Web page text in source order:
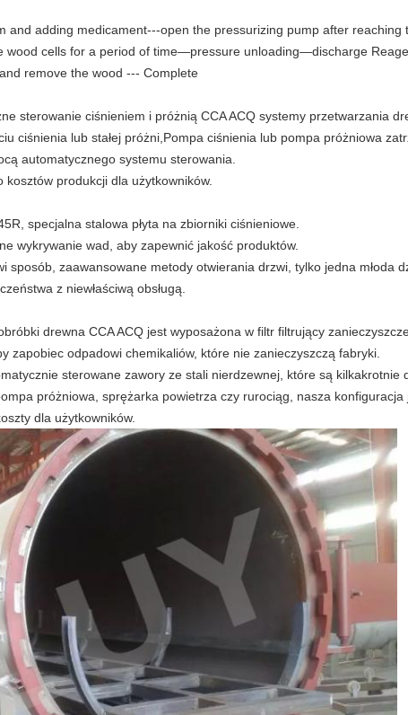
and adding medicament---open the pressurizing pump after
wood cells for a period of time—pressure unloading—discharge
remove the wood --- Complete
sterowanie ciśnieniem i próżnią CCA ACQ systemy przetwarzania
ciśnienia lub stałej próżni,Pompa ciśnienia lub pompa próżniowa
automatycznego systemu sterowania.
produkcji dla użytkowników.
specjalna stalowa płyta na zbiorniki ciśnieniowe.
wykrywanie wad, aby zapewnić jakość produktów.
sposób, zaawansowane metody otwierania drzwi, tylko jedna młoda
z niewłaściwą obsługą.
drewna CCA ACQ jest wyposażona w filtr filtrujący
zapobiec odpadowi chemikaliów, które nie zanieczyszczą fabryki.
sterowane zawory ze stali nierdzewnej, które są kilkakrotnie
próżniowa, sprężarka powietrza czy rurociąg, nasza
dla użytkowników.